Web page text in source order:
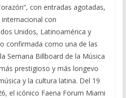
con entradas agotadas,
con
Unidos, Latinoamérica y
confirmada como una de las
Semana Billboard de la Música
prestigioso y más longevo
y la cultura latina. Del 19
el icónico Faena Forum Miami